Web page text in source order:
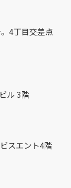
4丁目交差点
ル 3階
スエント4階